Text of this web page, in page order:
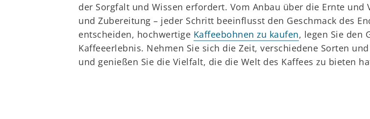
der Sorgfalt und Wissen erfordert. Vom Anbau über die Ernte und
und Zubereitung – jeder Schritt beeinflusst den Geschmack des
entscheiden, hochwertige Kaffeebohnen zu kaufen, legen Sie den
Kaffeeerlebnis. Nehmen Sie sich die Zeit, verschiedene Sorten
und genießen Sie die Vielfalt, die die Welt des Kaffees zu bieten